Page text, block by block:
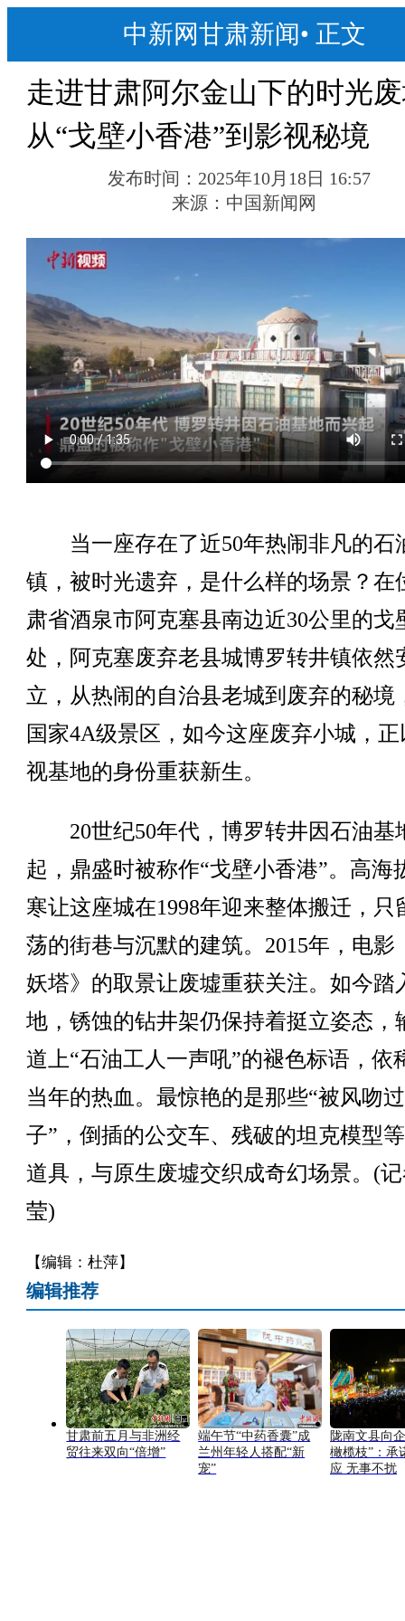
中新网甘肃新闻• 正文
走进甘肃阿尔金山下的时光
从“戈壁小香港”到影视秘境
发布时间： 2025年10月18日 16:57
来源： 中国新闻网
当一座存在了近50年热闹非凡的石
镇，被时光遗弃，是什么样的场景？在
肃省酒泉市阿克塞县南边近30公里的戈
处，阿克塞废弃老县城博罗转井镇依然
立，从热闹的自治县老城到废弃的秘境
国家4A级景区，如今这座废弃小城，正
视基地的身份重获新生。
20世纪50年代，博罗转井因石油基
起，鼎盛时被称作“戈壁小香港”。高海
寒让这座城在1998年迎来整体搬迁，只
荡的街巷与沉默的建筑。2015年，电影
妖塔》的取景让废墟重获关注。如今踏
地，锈蚀的钻井架仍保持着挺立姿态，
道上“石油工人一声吼”的褪色标语，依
当年的热血。最惊艳的是那些“被风吻
子”，倒插的公交车、残破的坦克模型
道具，与原生废墟交织成奇幻场景。(
莹)
【编辑：杜萍】
编辑推荐
甘肃前五月与非洲经
贸往来双向“倍增”
端午节“中药香囊”成
兰州年轻人搭配“新
宠”
陇南文县向
橄榄枝”：承
应 无事不扰